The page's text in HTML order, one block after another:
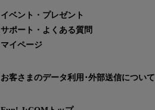
イベント・プレゼント
サポート・よくある質問
マイページ
お客さまのデータ利用･外部送信について